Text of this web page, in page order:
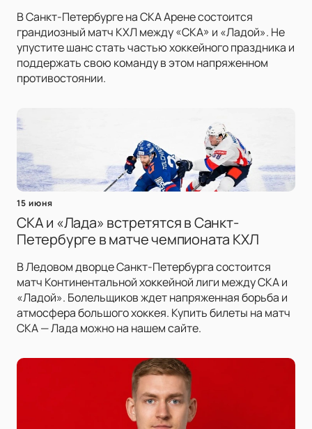
В Санкт-Петербурге на СКА Арене состоится
грандиозный матч КХЛ между «СКА» и «Ладой». Не
упустите шанс стать частью хоккейного праздника и
поддержать свою команду в этом напряженном
противостоянии.
15 июня
СКА и «Лада» встретятся в Санкт-
Петербурге в матче чемпионата КХЛ
В Ледовом дворце Санкт-Петербурга состоится
матч Континентальной хоккейной лиги между СКА и
«Ладой». Болельщиков ждет напряженная борьба и
атмосфера большого хоккея. Купить билеты на матч
СКА — Лада можно на нашем сайте.